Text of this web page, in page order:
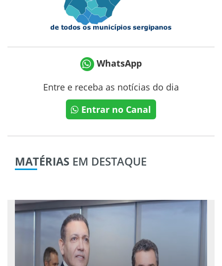
WhatsApp
Entre e receba as notícias do dia
Entrar no Canal
MATÉRIAS EM DESTAQUE